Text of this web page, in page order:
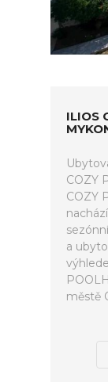
ILIOS
COZY
COZY
a
městě